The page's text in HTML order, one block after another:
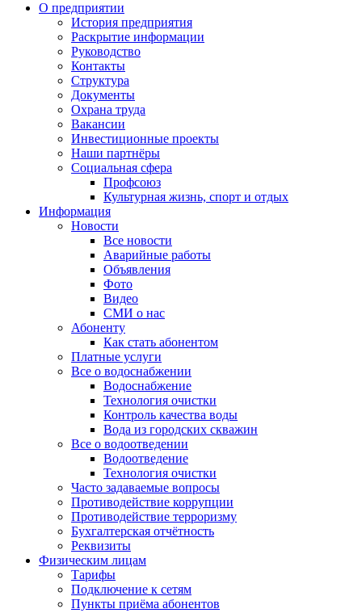
О предприятии
История предприятия
Раскрытие информации
Руководство
Контакты
Структура
Документы
Охрана труда
Вакансии
Инвестиционные проекты
Наши партнёры
Социальная сфера
Профсоюз
Культурная жизнь, спорт и отдых
Информация
Новости
Все новости
Аварийные работы
Объявления
Фото
Видео
СМИ о нас
Абоненту
Как стать абонентом
Платные услуги
Все о водоснабжении
Водоснабжение
Технология очистки
Контроль качества воды
Вода из городских скважин
Все о водоотведении
Водоотведение
Технология очистки
Часто задаваемые вопросы
Противодействие коррупции
Противодействие терроризму
Бухгалтерская отчётность
Реквизиты
Физическим лицам
Тарифы
Подключение к сетям
Пункты приёма абонентов